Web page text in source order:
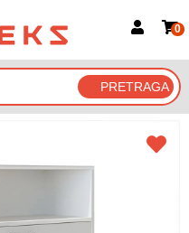
Prijavite se Google nalogom
0